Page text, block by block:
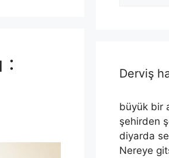
:
Derviş
büyük bir
şehirden
diyarda
Nereye